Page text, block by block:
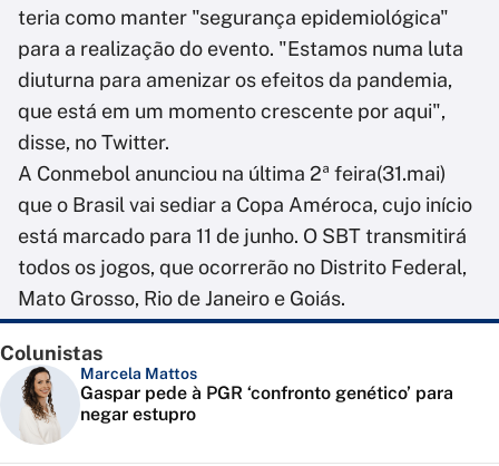
teria como manter "segurança epidemiológica"
para a realização do evento. "Estamos numa luta
diuturna para amenizar os efeitos da pandemia,
que está em um momento crescente por aqui",
disse, no Twitter.
A Conmebol anunciou na última 2ª feira(31.mai)
que o Brasil vai sediar a Copa Améroca, cujo início
está marcado para 11 de junho. O SBT transmitirá
todos os jogos, que ocorrerão no Distrito Federal,
Mato Grosso, Rio de Janeiro e Goiás.
Colunistas
Marcela Mattos
Gaspar pede à PGR ‘confronto genético’ para
negar estupro